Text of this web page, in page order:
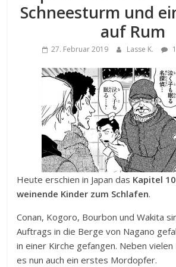
Schneesturm und
auf Rum
27. Februar 2019 Lasse K.
Heute erschien in Japan das Kapitel
weinende Kinder zum Schlafen.
Conan, Kogoro, Bourbon und Wakita
Auftrags in die Berge von Nagano
in einer Kirche gefangen. Neben
es nun auch ein erstes Mordopfer.